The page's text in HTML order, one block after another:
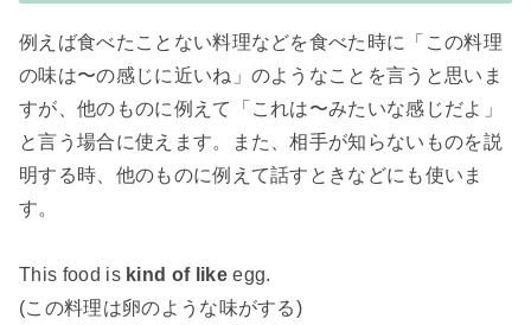
例えば食べたことない料理などを食べた時に「この料理
の味は〜の感じに近いね」のようなことを言うと思いま
すが、他のものに例えて「これは〜みたいな感じだよ」
と言う場合に使えます。また、相手が知らないものを説
明する時、他のものに例えて話すときなどにも使いま
す。
This food is kind of like egg.
(この料理は卵のような味がする)